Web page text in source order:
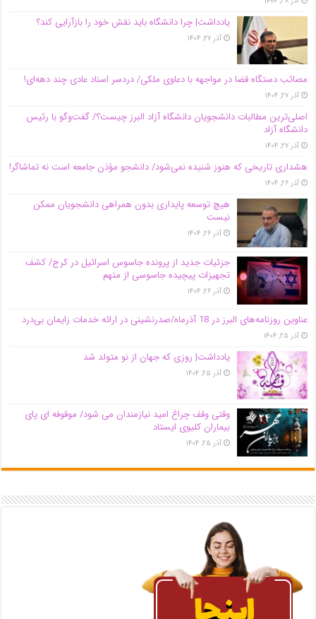
یادداشت| چرا دانشگاه باید نقش خود را بازآرایی کند؟
آذر ۲۷, ۱۴۰۴
مصائب دستگاه قضا در مواجهه با دعاوی ملکی/ دردسر اسناد عادی چند‌ دهه‌ای!
آذر ۲۷, ۱۴۰۴
اصلی‌ترین مطالبات دانشجویان دانشگاه آزاد البرز چیست؟/ گفت‌وگو با رئیس
دانشگاه آز‌اد
آذر ۲۷, ۱۴۰۴
هشداری تاریخی که هنوز شنیده نمی‌شود/ دانشجو مؤذن جامعه است نه تماشاگر!
آذر ۲۶, ۱۴۰۴
هیچ توسعه پایداری بدون همراهی دانشجویان ممکن
نیست
آذر ۲۶, ۱۴۰۴
جزئیات جدید از پرونده جاسوس اسرائیل در کرج/‌ کشف
تجهیزات پیچیده جاسوسی از متهم
آذر ۲۶, ۱۴۰۴
عناوین روزنامه‌های البرز در ‌18 آذرماه/صدرنشینی در ارائه خدمات زایمان بی‌درد
آذر ۲۵, ۱۴۰۴
یادداشت| روزی که جهان از نو متولد شد
آذر ۲۵, ۱۴۰۴
وقتی وقف چراغ امید نیازمندان می شود/ موقوفه ای پای
بیماران کلیوی ایستاد
آذر ۲۵, ۱۴۰۴